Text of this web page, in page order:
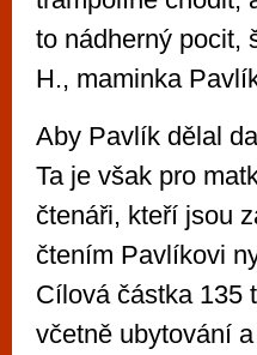
to nádherný pocit,
H., maminka
Aby Pavlík dělal
Ta je však pro
čtenáři, kteří jsou
čtením Pavlíkovi
Cílová částka 135
včetně ubytování